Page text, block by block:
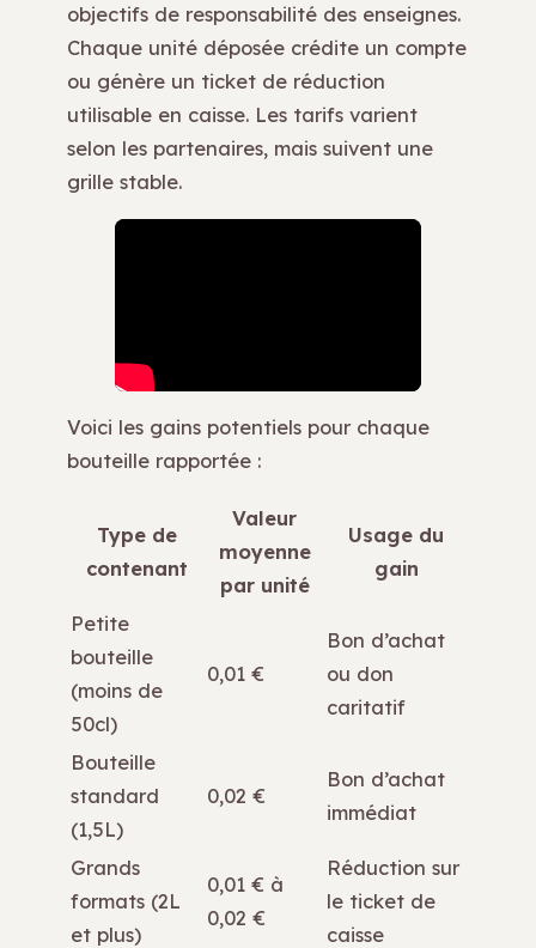
objectifs de responsabilité des enseignes.
Chaque unité déposée crédite un compte
ou génère un ticket de réduction
utilisable en caisse. Les tarifs varient
selon les partenaires, mais suivent une
grille stable.
Voici les gains potentiels pour chaque
bouteille rapportée :
Type de
contenant
Valeur
moyenne
par unité
Usage du
gain
Petite
bouteille
(moins de
50cl)
0,01 €
Bon d’achat
ou don
caritatif
Bouteille
standard
(1,5L)
0,02 €
Bon d’achat
immédiat
Grands
formats (2L
et plus)
0,01 € à
0,02 €
Réduction sur
le ticket de
caisse